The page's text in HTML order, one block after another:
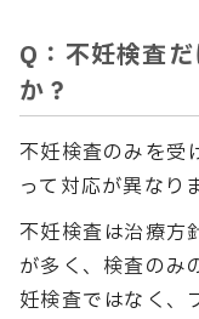
Q：不妊検査
か？
不妊検査のみを受
って対応が異なり
不妊検査は治療方
が多く、検査のみ
妊検査ではなく、